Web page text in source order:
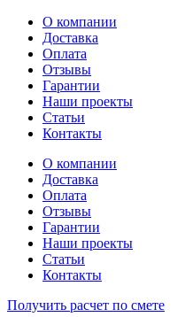
Перейти
содержимому
О компании
Доставка
Оплата
Отзывы
Гарантии
Наши проекты
Статьи
Контакты
О компании
Доставка
Оплата
Отзывы
Гарантии
Наши проекты
Статьи
Контакты
Получить расчет по смете